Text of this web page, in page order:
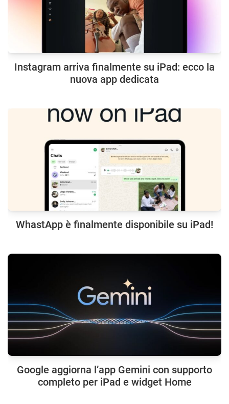
Instagram arriva finalmente su iPad: ecco la
nuova app dedicata
WhastApp è finalmente disponibile su iPad!
Google aggiorna l’app Gemini con supporto
completo per iPad e widget Home